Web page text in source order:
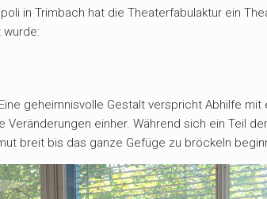
in Trimbach hat die Theaterfabulaktur ein
geheimnisvolle Gestalt verspricht Abhilfe
einher. Während sich ein Teil
breit bis das ganze Gefüge zu bröckeln